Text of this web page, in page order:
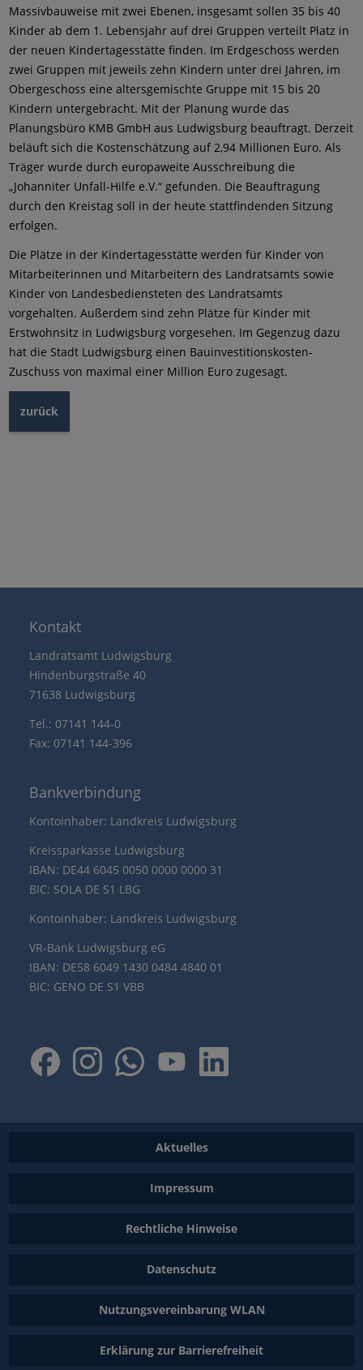
Massivbauweise mit zwei Ebenen, insgesamt sollen 35 bis 40
Kinder ab dem 1. Lebensjahr auf drei Gruppen verteilt Platz in
der neuen Kindertagesstätte finden. Im Erdgeschoss werden
zwei Gruppen mit jeweils zehn Kindern unter drei Jahren, im
Obergeschoss eine altersgemischte Gruppe mit 15 bis 20
Kindern untergebracht. Mit der Planung wurde das
Planungsbüro KMB GmbH aus Ludwigsburg beauftragt. Derzeit
beläuft sich die Kostenschätzung auf 2,94 Millionen Euro. Als
Träger wurde durch europaweite Ausschreibung die
„Johanniter Unfall-Hilfe e.V.“ gefunden. Die Beauftragung
durch den Kreistag soll in der heute stattfindenden Sitzung
erfolgen.
Die Plätze in der Kindertagesstätte werden für Kinder von
Mitarbeiterinnen und Mitarbeitern des Landratsamts sowie
Kinder von Landesbediensteten des Landratsamts
vorgehalten. Außerdem sind zehn Plätze für Kinder mit
Erstwohnsitz in Ludwigsburg vorgesehen. Im Gegenzug dazu
hat die Stadt Ludwigsburg einen Bauinvestitionskosten-
Zuschuss von maximal einer Million Euro zugesagt.
zurück
Kontakt
Landratsamt Ludwigsburg
Hindenburgstraße 40
71638 Ludwigsburg
Tel.: 07141 144-0
Fax: 07141 144-396
Bankverbindung
Kontoinhaber: Landkreis Ludwigsburg
Kreissparkasse Ludwigsburg
IBAN: DE44 6045 0050 0000 0000 31
BIC: SOLA DE S1 LBG
Kontoinhaber: Landkreis Ludwigsburg
VR-Bank Ludwigsburg eG
IBAN: DE58 6049 1430 0484 4840 01
BIC: GENO DE S1 VBB
Aktuelles
Impressum
Rechtliche Hinweise
Datenschutz
Nutzungsvereinbarung WLAN
Erklärung zur Barrierefreiheit